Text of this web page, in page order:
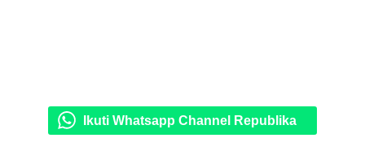
Ikuti Whatsapp Channel Republika